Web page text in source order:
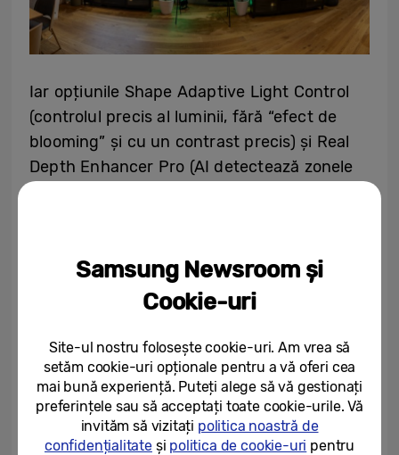
Iar opțiunile Shape Adaptive Light Control
(controlul precis al luminii, fără “efect de
blooming” și cu un contrast precis) și Real
Depth Enhancer Pro (AI detectează zonele
și 4K, oferă senzația unei imagini
tridimensionale.
Gama OLED TV este extinsă anul acesta cu
două noi modele, S95C și S90C, ambele
dotate cu același procesor Neural Quantum
ce garantează culori spectaculoase și un
contrast puternic pentru o experiență
Samsung Newsroom și
Cookie-uri
Site-ul nostru folosește cookie-uri. Am vrea să
setăm cookie-uri opționale pentru a vă oferi cea
mai bună experiență. Puteți alege să vă gestionați
preferințele sau să acceptați toate cookie-urile. Vă
invităm să vizitați politica noastră de
confidențialitateși politica de cookie-uri pentru